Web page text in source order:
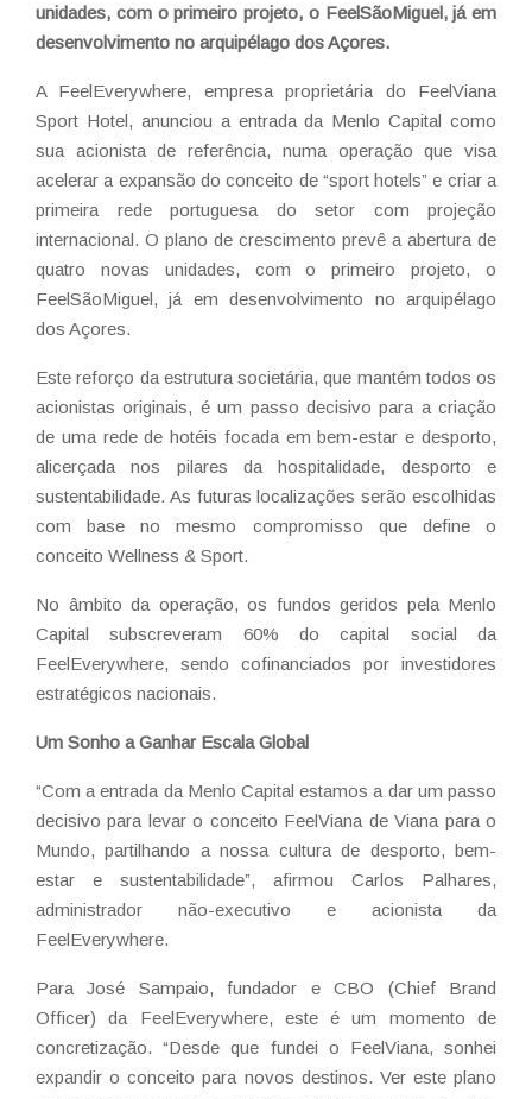
unidades, com o primeiro projeto, o FeelSãoMiguel, já em
desenvolvimento no arquipélago dos Açores.
A FeelEverywhere, empresa proprietária do FeelViana
Sport Hotel, anunciou a entrada da Menlo Capital como
sua acionista de referência, numa operação que visa
acelerar a expansão do conceito de “sport hotels” e criar a
primeira rede portuguesa do setor com projeção
internacional. O plano de crescimento prevê a abertura de
quatro novas unidades, com o primeiro projeto, o
FeelSãoMiguel, já em desenvolvimento no arquipélago
dos Açores.
Este reforço da estrutura societária, que mantém todos os
acionistas originais, é um passo decisivo para a criação
de uma rede de hotéis focada em bem-estar e desporto,
alicerçada nos pilares da hospitalidade, desporto e
sustentabilidade. As futuras localizações serão escolhidas
com base no mesmo compromisso que define o
conceito Wellness & Sport.
No âmbito da operação, os fundos geridos pela Menlo
Capital subscreveram 60% do capital social da
FeelEverywhere, sendo cofinanciados por investidores
estratégicos nacionais.
Um Sonho a Ganhar Escala Global
“Com a entrada da Menlo Capital estamos a dar um passo
decisivo para levar o conceito FeelViana de Viana para o
Mundo, partilhando a nossa cultura de desporto, bem-
estar e sustentabilidade”, afirmou Carlos Palhares,
administrador não-executivo e acionista da
FeelEverywhere.
Para José Sampaio, fundador e CBO (Chief Brand
Officer) da FeelEverywhere, este é um momento de
concretização. “Desde que fundei o FeelViana, sonhei
expandir o conceito para novos destinos. Ver este plano